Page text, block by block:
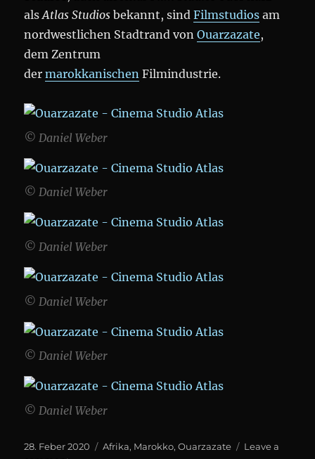
alsAtlas Studios bekannt, sindFilmstudios am
nordwestlichen Stadtrand vonOuarzazate,
dem Zentrum
dermarokkanischen Filmindustrie.
© Daniel Weber
© Daniel Weber
© Daniel Weber
© Daniel Weber
© Daniel Weber
© Daniel Weber
Posted
28. Feber 2020 Categories
Afrika, Marokko,Ouarzazate
Leave a